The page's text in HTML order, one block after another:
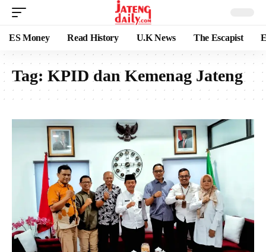
ES Money Read History U.K News The Escapist
Tag: KPID dan Kemenag Jateng